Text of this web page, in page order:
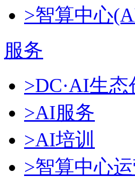
>智算中心
服务
>DC·AI生
>AI服务
>AI培训
>智算中心